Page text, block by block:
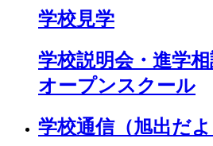
学校見学
学校説明会・進学
オープンスクール
学校通信（旭出だ